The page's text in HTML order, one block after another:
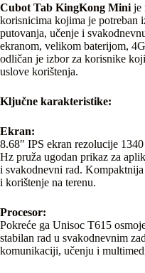
Cubot Tab KingKong Mini je
korisnicima kojima je potreban
putovanja, učenje i
ekranom, velikom baterijom,
odličan je izbor za korisnike
uslove korištenja.
Ključne karakteristike:
Ekran:
8.68″ IPS ekran rezolucije
Hz pruža ugodan prikaz za
i svakodnevni rad.
i korištenje na terenu.
Procesor:
Pokreće ga Unisoc T615
stabilan rad u svakodnevnim
komunikaciji, učenju i